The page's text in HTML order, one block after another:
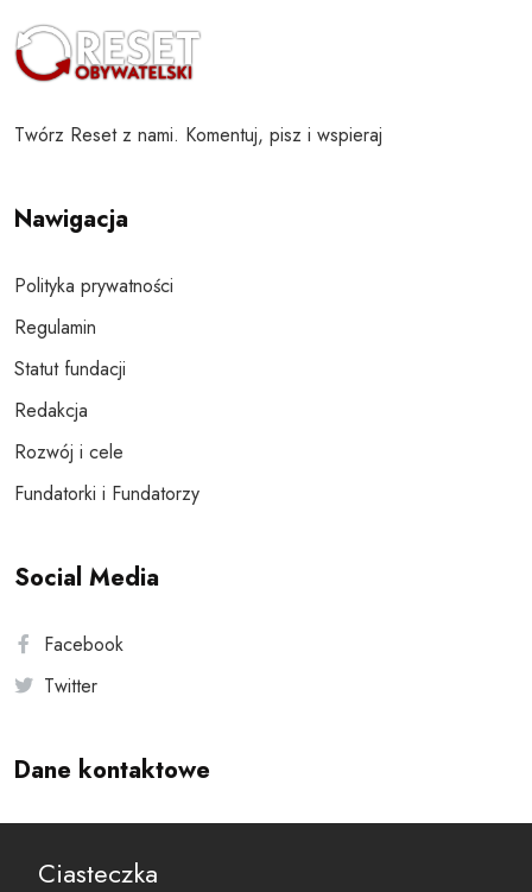
Twórz Reset z nami. Komentuj, pisz i wspieraj
Nawigacja
Polityka prywatności
Regulamin
Statut fundacji
Redakcja
Rozwój i cele
Fundatorki i Fundatorzy
Social Media
Facebook
Twitter
Dane kontaktowe
reset@resetobywatelski.pl
Ciasteczka